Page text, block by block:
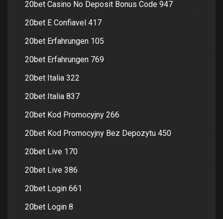
20bet Casino No Deposit Bonus Code 947
20bet E Confiavel 417
20bet Erfahrungen 105
20bet Erfahrungen 769
20bet Italia 322
20bet Italia 837
20bet Kod Promocyjny 266
20bet Kod Promocyjny Bez Depozytu 450
20bet Live 170
20bet Live 386
20bet Login 661
20bet Login 8